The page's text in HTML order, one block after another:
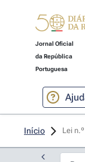
Jornal Oficial
da República
Portuguesa
Início Lei